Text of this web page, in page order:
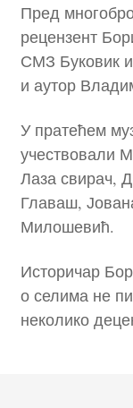
Пред
рецензент
СМЗ Буковик
и аутор
У пратећем
учествовали
Лаза свирач,
Главаш,
Милошевић.
Историчар
о селима не
неколико